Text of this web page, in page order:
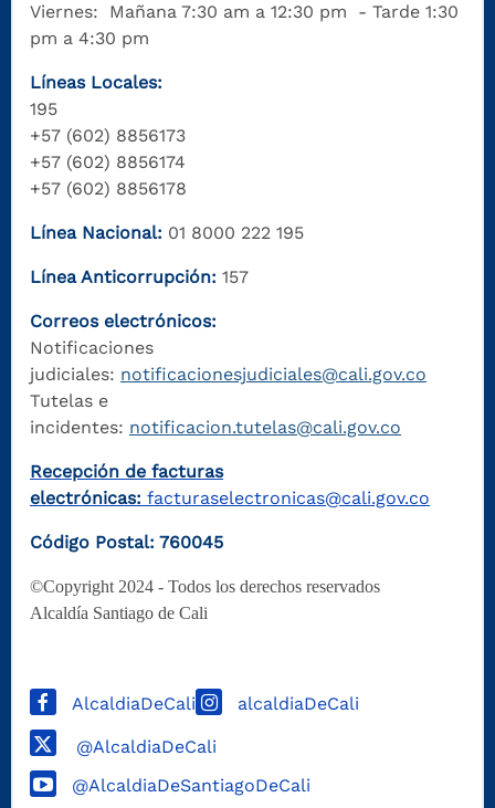
Viernes: Mañana 7:30 am a 12:30 pm - Tarde 1:30
pm a 4:30 pm
Líneas Locales:
195
+57 (602) 8856173
+57 (602) 8856174
+57 (602) 8856178
Línea Nacional: 01 8000 222 195
Línea Anticorrupción: 157
Correos electrónicos:
Notificaciones
judiciales: notificacionesjudiciales@cali.gov.co
Tutelas e
incidentes: notificacion.tutelas@cali.gov.co
Recepción de facturas
electrónicas: facturaselectronicas@cali.gov.co
Código Postal: 760045
©Copyright 2024 - Todos los derechos reservados
Alcaldía Santiago de Cali
AlcaldiaDeCali alcaldiaDeCali
@AlcaldiaDeCali
@AlcaldiaDeSantiagoDeCali